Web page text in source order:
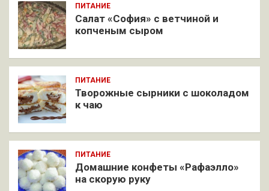
ПИТАНИЕ
Салат «София» с ветчиной и
копченым сыром
ПИТАНИЕ
Творожные сырники с шоколадом
к чаю
ПИТАНИЕ
Домашние конфеты «Рафаэлло»
на скорую руку